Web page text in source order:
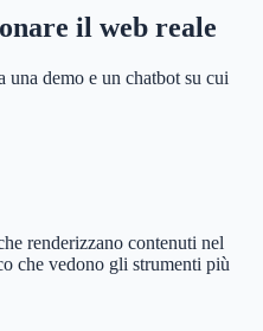
il web reale
demo e un chatbot su cui
renderizzano contenuti nel
che vedono gli strumenti più